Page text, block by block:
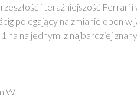
i teraźniejszość
polegający na zmianie opon w
na na jednym z najbardziej
W